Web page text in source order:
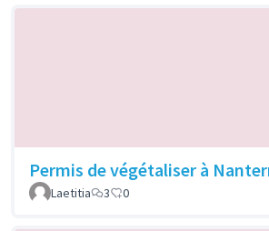
Permis de végétaliser à
Laetitia
3 0